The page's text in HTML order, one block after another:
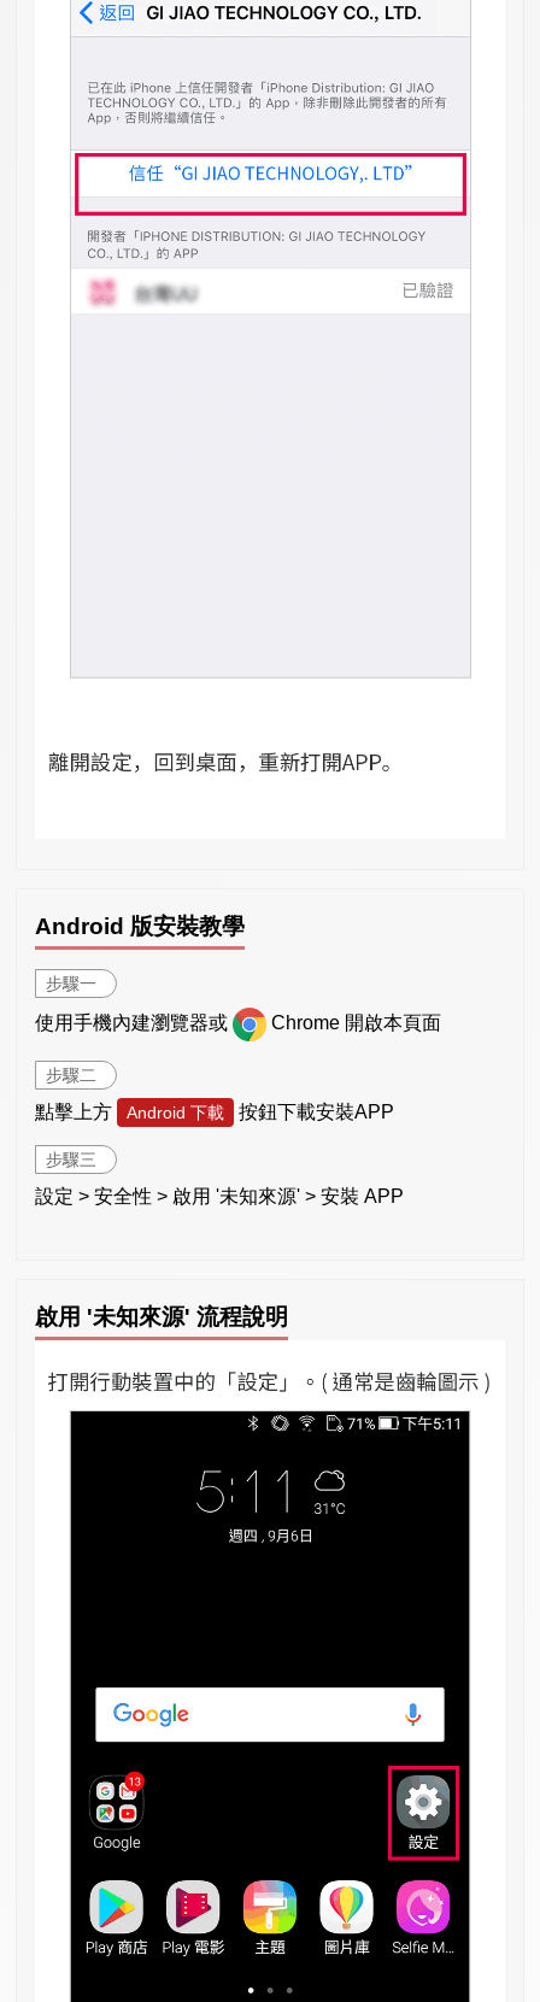
Android 版安裝教學
步驟一
使用手機內建瀏覽器或 Chrome 開啟本頁面
步驟二
點擊上方 Android 下載 按鈕下載安裝APP
步驟三
設定 > 安全性 > 啟用 '未知來源' > 安裝 APP
啟用 '未知來源' 流程說明